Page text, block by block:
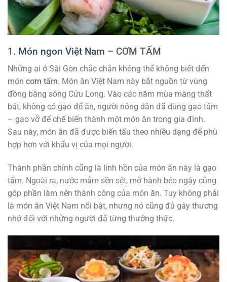
1. Món ngon Việt Nam – CƠM TẤM
Những ai ở Sài Gòn chắc chắn không thể không biết đến
món cơm tấm. Món ăn Việt Nam này bắt nguồn từ vùng
đồng bằng sông Cửu Long. Vào các năm mùa màng thất
bát, không có gạo để ăn, người nông dân đã dùng gạo tấm
– gạo vỡ để chế biến thành một món ăn trong gia đình.
Sau này, món ăn đã được biến tấu theo nhiều dạng để phù
hợp hơn với khẩu vị của mọi người.
Thành phần chính cũng là linh hồn của món ăn này là gạo
tấm. Ngoài ra, nước mắm sền sệt, mỡ hành béo ngậy cũng
góp phần làm nên thành công của món ăn. Tuy không phải
là món ăn Việt Nam nổi bật, nhưng nó cũng đủ gây thương
nhớ đối với những người đã từng thưởng thức.